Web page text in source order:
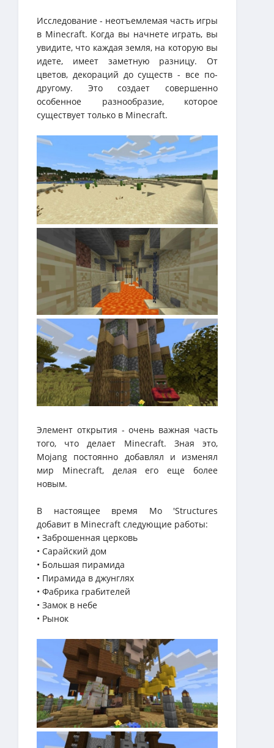
Исследование - неотъемлемая часть игры
в Minecraft. Когда вы начнете играть, вы
увидите, что каждая земля, на которую вы
идете, имеет заметную разницу. От
цветов, декораций до существ - все по-
другому. Это создает совершенно
особенное разнообразие, которое
существует только в Minecraft.
Элемент открытия - очень важная часть
того, что делает Minecraft. Зная это,
Mojang постоянно добавлял и изменял
мир Minecraft, делая его еще более
новым.
В настоящее время Mo 'Structures
добавит в Minecraft следующие работы:
• Заброшенная церковь
• Сарайский дом
• Большая пирамида
• Пирамида в джунглях
• Фабрика грабителей
• Замок в небе
• Рынок